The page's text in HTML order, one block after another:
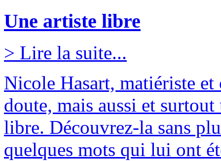
Une artiste libre
> Lire la suite...
Nicole Hasart, matiériste
doute, mais aussi et
libre. Découvrez-la sans
quelques mots qui lui ont